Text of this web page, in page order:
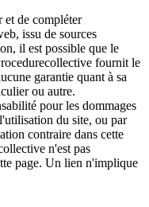
et de compléter
issu de sources
il est possible que le
fournit le
garantie quant à sa
ou autre.
pour les dommages
du site, ou par
contraire dans cette
n'est pas
page. Un lien n'implique